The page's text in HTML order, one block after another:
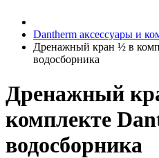
Dantherm аксессуары и
Дренажный кран ½ в
водосборника
Дренажный
комплекте
водосборника